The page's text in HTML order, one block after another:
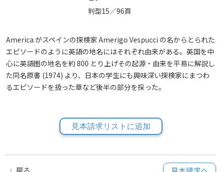
判型15／96頁
America がスペインの探検家 Amerigo Vespucci の名からとられた
エピソードのように英語の地名にはそれぞれ由来がある。英国を中
心に英語圏の地名を約 800 とり上げその起源・由来を平易に解説し
た同名原書 (1974) より、日本の学生にも興味深い探検家にまつわ
るエピソードを扱った章など後半の部分を採った。
見本請求リストに追加